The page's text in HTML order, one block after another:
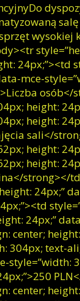
wysokiej
24px;”><td
mce-
height:
height:
sali</
height:
height:
strong></
24px;”
24px;”
center;
304px; text-
style=”width:
center;